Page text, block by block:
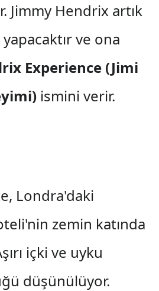
Jimmy Hendrix artık
ve ona
Experience (Jimi
ismini verir.
Londra'daki
zemin katında
içki ve uyku
düşünülüyor.